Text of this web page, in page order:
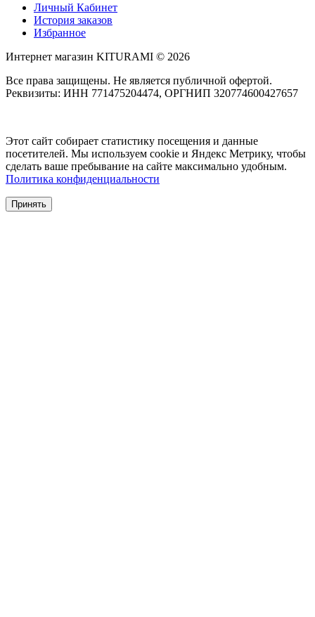
Личный Кабинет
История заказов
Избранное
Интернет магазин KITURAMI © 2026
Все права защищены. Не является публичной офертой.
Реквизиты: ИНН 771475204474, ОРГНИП 320774600427657
Этот сайт собирает статистику посещения и данные
посетителей. Мы используем cookie и Яндекс Метрику, чтобы
сделать ваше пребывание на сайте максимально удобным.
Политика конфиденциальности
Принять